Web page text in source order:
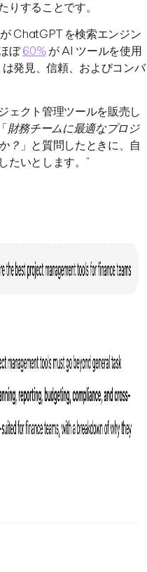
りすることです。
ChatGPT を検索エンジン
ぼ60%が AI ツールを使用
発見、信頼、およびコンバ
ェクト管理ツールを販売し
財務チームに最適なプロジ
？ 」と質問したときに、自
たいとします。”